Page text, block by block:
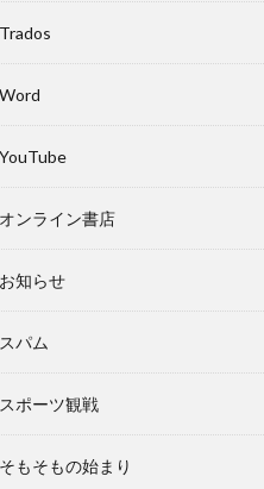
Trados
Word
YouTube
オンライン書店
お知らせ
スパム
スポーツ観戦
そもそもの始まり